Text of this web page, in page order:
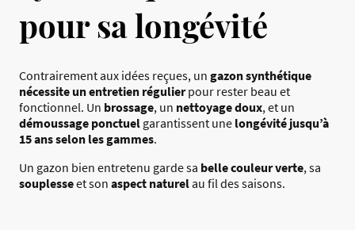
pour sa longévité
Contrairement aux idées reçues, un gazon synthétique
nécessite un entretien régulierpour rester beau et
fonctionnel. Un brossage, un nettoyage doux, et un
démoussage ponctuel garantissent une longévité jusqu’à
15 ans selon les gammes.
Un gazon bien entretenu garde sa belle couleur verte, sa
souplesseet son aspect naturelau fil des saisons.